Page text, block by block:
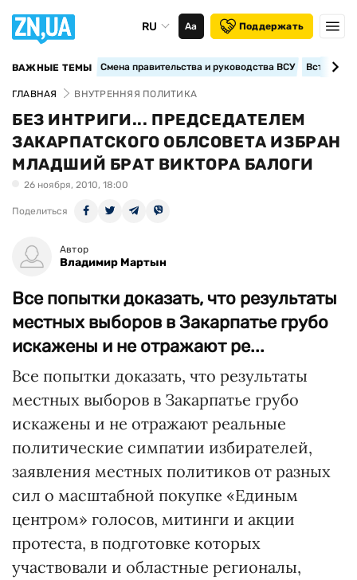
RU Аа Поддержать
ВАЖНЫЕ ТЕМЫ Смена правительства и руководства ВСУ
ГЛАВНАЯ ВНУТРЕННЯЯ ПОЛИТИКА
БЕЗ ИНТРИГИ... ПРЕДСЕДАТЕЛЕМ
ЗАКАРПАТСКОГО ОБЛСОВЕТА ИЗБРАН
МЛАДШИЙ БРАТ ВИКТОРА БАЛОГИ
26 ноября, 2010, 18:00
Поделиться
Автор
Владимир Мартын
Все попытки доказать, что результаты
местных выборов в Закарпатье грубо
искажены и не отражают ре...
Все попытки доказать, что результаты
местных выборов в Закарпатье грубо
искажены и не отражают реальные
политические симпатии избирателей,
заявления местных политиков от разных
сил о масштабной покупке «Единым
центром» голосов, митинги и акции
протеста, в подготовке которых
участвовали и областные регионалы,